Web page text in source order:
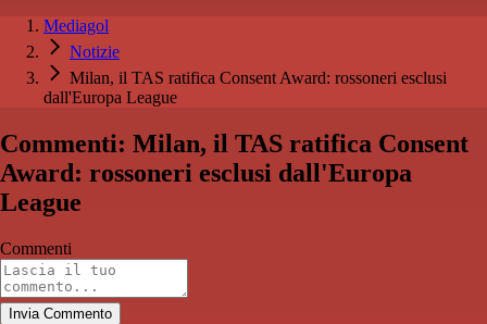
Mediagol
Notizie
Milan, il TAS ratifica Consent Award: rossoneri esclusi
dall'Europa League
Commenti: Milan, il TAS ratifica Consent
Award: rossoneri esclusi dall'Europa
League
Commenti
Invia Commento